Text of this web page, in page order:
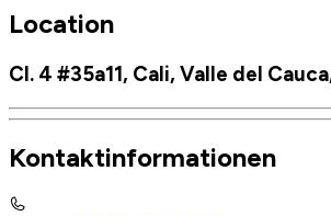
Location
Cl. 4 #35a11, Cali, Valle del
Kontaktinformationen